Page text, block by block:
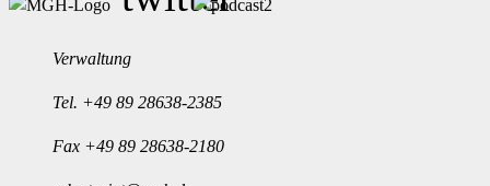
Verwaltung
Tel. +49 89 28638-2385
Fax +49 89 28638-2180